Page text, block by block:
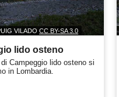
VILADOCC BY-SA 3.0
lido osteno
di Campeggio lido osteno si
in Lombardia.